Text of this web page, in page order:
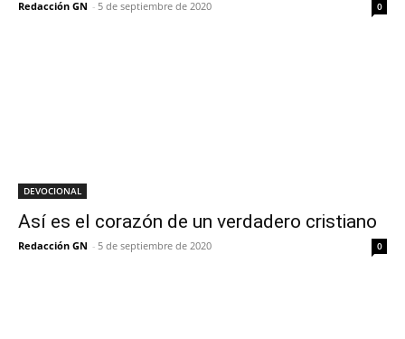
Redacción GN - 5 de septiembre de 2020 0
DEVOCIONAL
Así es el corazón de un verdadero cristiano
Redacción GN - 5 de septiembre de 2020 0